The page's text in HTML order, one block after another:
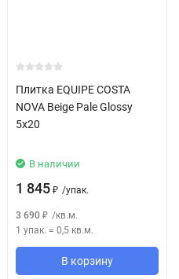
Плитка EQUIPE COSTA
NOVA Beige Pale Glossy
5x20
В наличии
1 845 ₽ /упак.
3 690 ₽ /кв.м.
1 упак. = 0,5 кв.м.
В корзину